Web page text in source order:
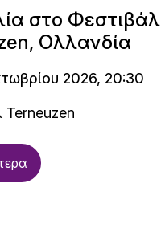
στο Φεστιβάλ
Ολλανδία
2026, 20:30